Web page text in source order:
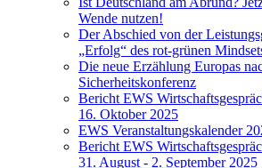
Wende nutzen!
Der Abschied von der
„Erfolg“ des rot-grünen
Die neue Erzählung Europas
Sicherheitskonferenz
Bericht EWS
16. Oktober 2025
EWS Veranstaltungskalender
Bericht EWS
31. August - 2. September 2025